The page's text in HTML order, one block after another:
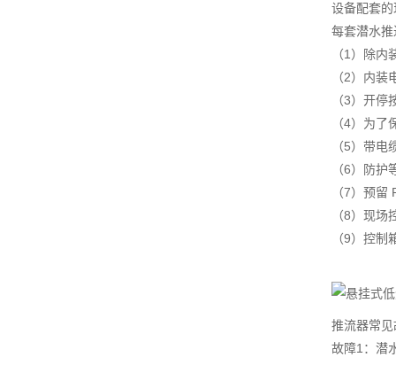
设备配套
每套潜水
（1）除
（2）内
（3）开
（4）为
（5）带电
（6）防护
（7）预
（8）现
（9）控
推流器常
故障1：潜